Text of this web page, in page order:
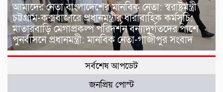
আমাদের নেতা বাংলাদেশের মানবিক নেতা: স্বরাষ্ট্রমন্ত্রী
চট্টগ্রাম-কক্সবাজারে প্রধানমন্ত্রীর ধারাবাহিক কর্মসূচি:
মাতারবাড়ি মেগাপ্রকল্প পরিদর্শন বন্যাদুর্গতদের পাশে
পুনর্বাসনে প্রধানমন্ত্রী: মানবিক নেতা-গাজীপুর সংবাদ
সর্বশেষ আপডেট
জনপ্রিয় পোস্ট